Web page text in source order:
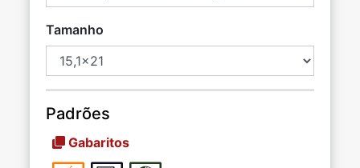
Tamanho
Padrões
Gabaritos